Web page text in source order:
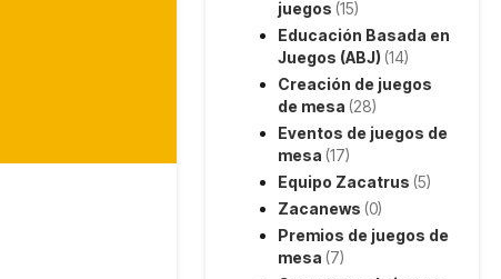
juegos (15)
Educación Basada en
Juegos (ABJ) (14)
Creación de juegos
de mesa (28)
Eventos de juegos de
mesa (17)
Equipo Zacatrus (5)
Zacanews (0)
Premios de juegos de
mesa (7)